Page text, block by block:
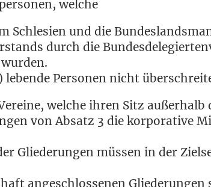
welche
Schle­si­en und die
durch die
Per­so­nen nicht
wel­che ihren Sitz
von Absatz 3 die kor­po­ra­ti­ve
Glie­de­run­gen müs­sen in der
ange­schlos­se­nen